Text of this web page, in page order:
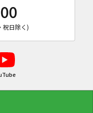
祝日除く)